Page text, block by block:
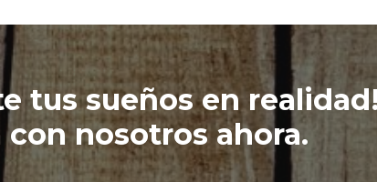
tus sueños en realidad!
con nosotros ahora.